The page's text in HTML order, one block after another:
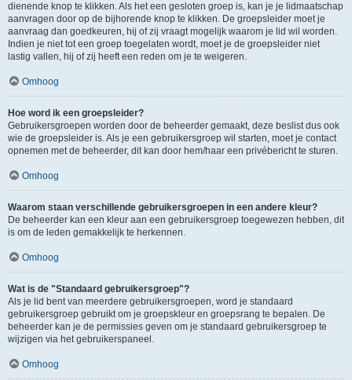
dienende knop te klikken. Als het een gesloten groep is, kan je je lidmaatschap
aanvragen door op de bijhorende knop te klikken. De groepsleider moet je
aanvraag dan goedkeuren, hij of zij vraagt mogelijk waarom je lid wil worden.
Indien je niet tot een groep toegelaten wordt, moet je de groepsleider niet
lastig vallen, hij of zij heeft een reden om je te weigeren.
Omhoog
Hoe word ik een groepsleider?
Gebruikersgroepen worden door de beheerder gemaakt, deze beslist dus ook
wie de groepsleider is. Als je een gebruikersgroep wil starten, moet je contact
opnemen met de beheerder, dit kan door hem/haar een privébericht te sturen.
Omhoog
Waarom staan verschillende gebruikersgroepen in een andere kleur?
De beheerder kan een kleur aan een gebruikersgroep toegewezen hebben, dit
is om de leden gemakkelijk te herkennen.
Omhoog
Wat is de "Standaard gebruikersgroep"?
Als je lid bent van meerdere gebruikersgroepen, word je standaard
gebruikersgroep gebruikt om je groepskleur en groepsrang te bepalen. De
beheerder kan je de permissies geven om je standaard gebruikersgroep te
wijzigen via het gebruikerspaneel.
Omhoog